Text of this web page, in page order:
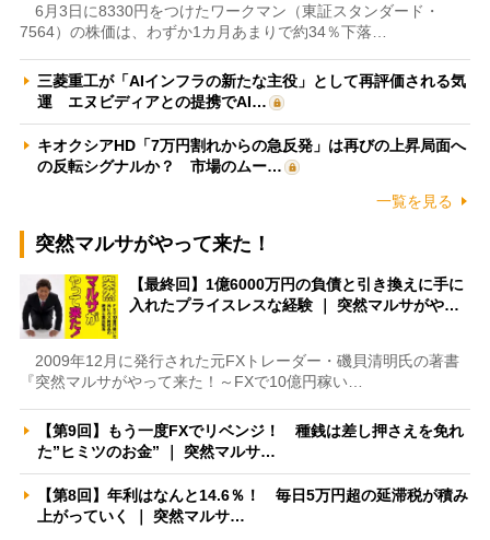
6月3日に8330円をつけたワークマン（東証スタンダード・
7564）の株価は、わずか1カ月あまりで約34％下落…
三菱重工が「AIインフラの新たな主役」として再評価される気
運 エヌビディアとの提携でAI…
キオクシアHD「7万円割れからの急反発」は再びの上昇局面へ
の反転シグナルか？ 市場のムー…
一覧を見る
突然マルサがやって来た！
【最終回】1億6000万円の負債と引き換えに手に
入れたプライスレスな経験 ｜ 突然マルサがや…
2009年12月に発行された元FXトレーダー・磯貝清明氏の著書
『突然マルサがやって来た！～FXで10億円稼い…
【第9回】もう一度FXでリベンジ！ 種銭は差し押さえを免れ
た”ヒミツのお金” ｜ 突然マルサ…
【第8回】年利はなんと14.6％！ 毎日5万円超の延滞税が積み
上がっていく ｜ 突然マルサ…